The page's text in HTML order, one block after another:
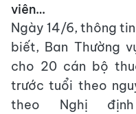
viên…
Ngày 14/6, thông
biết, Ban Thường
cho 20 cán bộ
trước tuổi theo
theo Nghị định